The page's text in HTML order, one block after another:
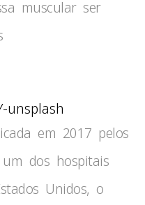
muscular ser
unsplash
em 2017 pelos
dos hospitais
Unidos, o